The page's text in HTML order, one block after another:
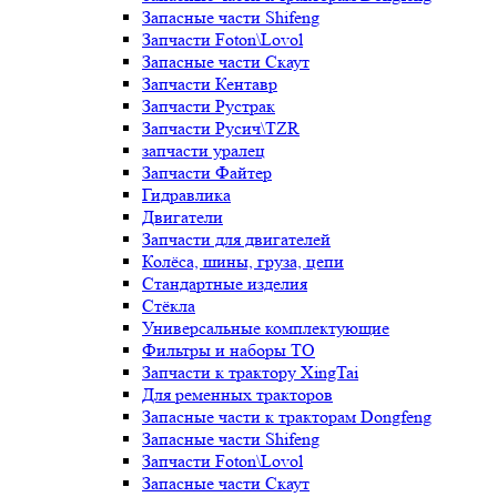
Запасные части Shifeng
Запчасти Foton\Lovol
Запасные части Скаут
Запчасти Кентавр
Запчасти Рустрак
Запчасти Русич\TZR
запчасти уралец
Запчасти Файтер
Гидравлика
Двигатели
Запчасти для двигателей
Колёса, шины, груза, цепи
Стандартные изделия
Стёкла
Универсальные комплектующие
Фильтры и наборы ТО
Запчасти к трактору XingTai
Для ременных тракторов
Запасные части к тракторам Dongfeng
Запасные части Shifeng
Запчасти Foton\Lovol
Запасные части Скаут